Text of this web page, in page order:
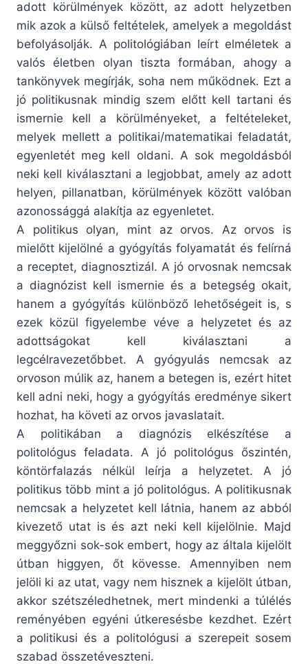
adott körülmények között, az adott helyzetben
mik azok a külső feltételek, amelyek a megoldást
befolyásolják. A politológiában leírt elméletek a
valós életben olyan tiszta formában, ahogy a
tankönyvek megírják, soha nem működnek. Ezt a
jó politikusnak mindig szem előtt kell tartani és
ismernie kell a körülményeket, a feltételeket,
melyek mellett a politikai/matematikai feladatát,
egyenletét meg kell oldani. A sok megoldásból
neki kell kiválasztani a legjobbat, amely az adott
helyen, pillanatban, körülmények között valóban
azonossággá alakítja az egyenletet.
A politikus olyan, mint az orvos. Az orvos is
mielőtt kijelölné a gyógyítás folyamatát és felírná
a receptet, diagnosztizál. A jó orvosnak nemcsak
a diagnózist kell ismernie és a betegség okait,
hanem a gyógyítás különböző lehetőségeit is, s
ezek közül figyelembe véve a helyzetet és az
adottságokat kell kiválasztani a
legcélravezetőbbet. A gyógyulás nemcsak az
orvoson múlik az, hanem a betegen is, ezért hitet
kell adni neki, hogy a gyógyítás eredménye sikert
hozhat, ha követi az orvos javaslatait.
A politikában a diagnózis elkészítése a
politológus feladata. A jó politológus őszintén,
köntörfalazás nélkül leírja a helyzetet. A jó
politikus több mint a jó politológus. A politikusnak
nemcsak a helyzetet kell látnia, hanem az abból
kivezető utat is és azt neki kell kijelölnie. Majd
meggyőzni sok-sok embert, hogy az általa kijelölt
útban higgyen, őt kövesse. Amennyiben nem
jelöli ki az utat, vagy nem hisznek a kijelölt útban,
akkor szétszéledhetnek, mert mindenki a túlélés
reményében egyéni útkeresésbe kezdhet. Ezért
a politikusi és a politológusi a szerepeit sosem
szabad összetéveszteni.